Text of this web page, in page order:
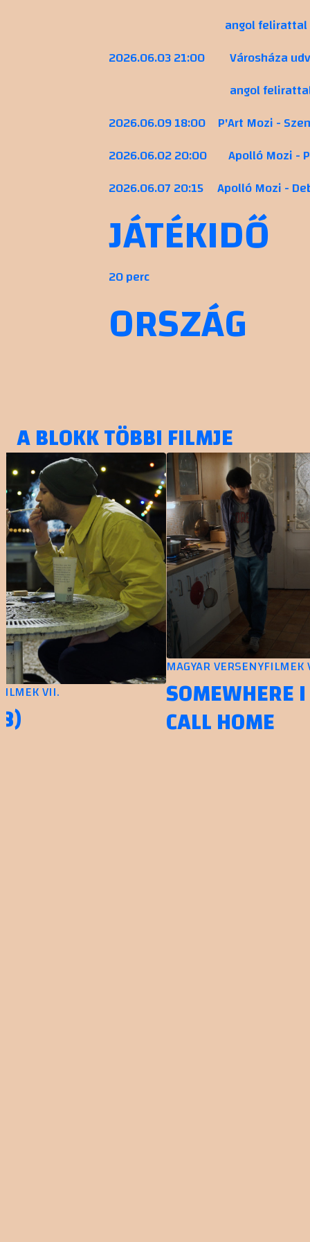
angol felirattal
2026.06.03 21:00
Városháza
angol
2026.06.09 18:00 P'Art Mozi -
2026.06.02 20:00
Apolló Mozi -
2026.06.07 20:15
Apolló Mozi -
JÁTÉKIDŐ
20 perc
ORSZÁG
A BLOKK TÖBBI FILMJE
VII.
MAGYAR VERSENYFILMEK
SOMEWHERE I
CALL HOME